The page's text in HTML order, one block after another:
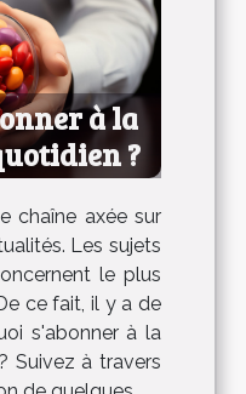
à la
?
chaîne axée sur
Les sujets
le plus
ce fait, il y a de
s'abonner à la
Suivez à travers